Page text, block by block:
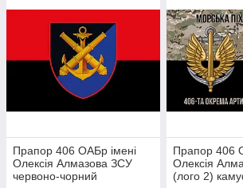
Прапор 406 ОАБр імені
Олексія Алмазова ЗСУ
червоно-чорний
Прапор 406
Олексія
(лого 2)